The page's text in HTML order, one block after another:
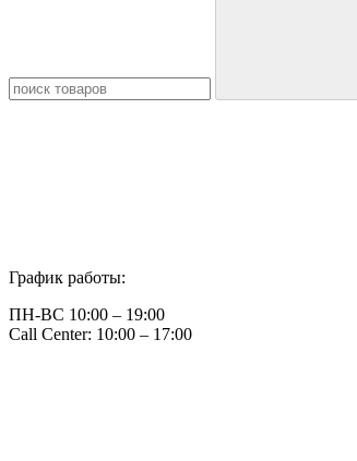
График работы:
ПН-ВС 10:00 – 19:00
Call Center: 10:00 – 17:00